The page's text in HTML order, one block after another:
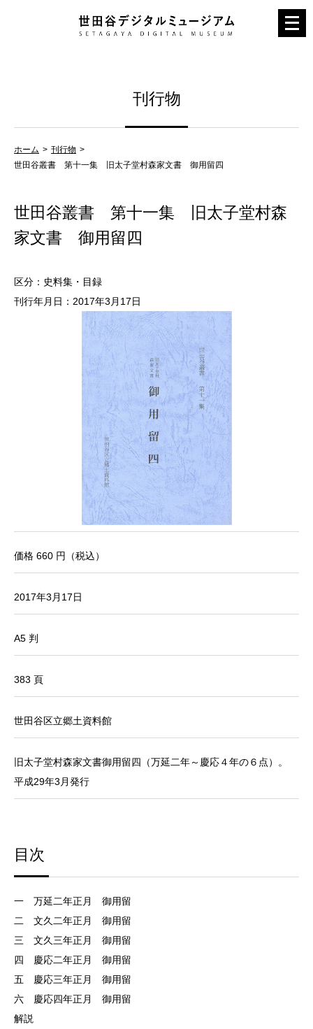
メ
ニ
刊行物
ホーム
刊行物
世田谷叢書 第十一集 旧太子堂村森家文書 御用留四
世田谷叢書 第十一集 旧太子堂村森
家文書 御用留四
区分：史料集・目録
刊行年月日：2017年3月17日
価格 660 円（税込）
2017年3月17日
A5 判
383 頁
世田谷区立郷土資料館
旧太子堂村森家文書御用留四（万延二年～慶応４年の６点）。
平成29年3月発行
目次
一 万延二年正月 御用留
二 文久二年正月 御用留
三 文久三年正月 御用留
四 慶応二年正月 御用留
五 慶応三年正月 御用留
六 慶応四年正月 御用留
解説